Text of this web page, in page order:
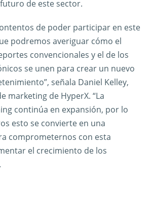
de este sector.
de poder participar en este
podremos averiguar cómo el
convencionales y el de los
se unen para crear un nuevo
señala Daniel Kelley,
marketing de HyperX. “La
continúa en expansión, por lo
esto se convierte en una
comprometernos con esta
el crecimiento de los